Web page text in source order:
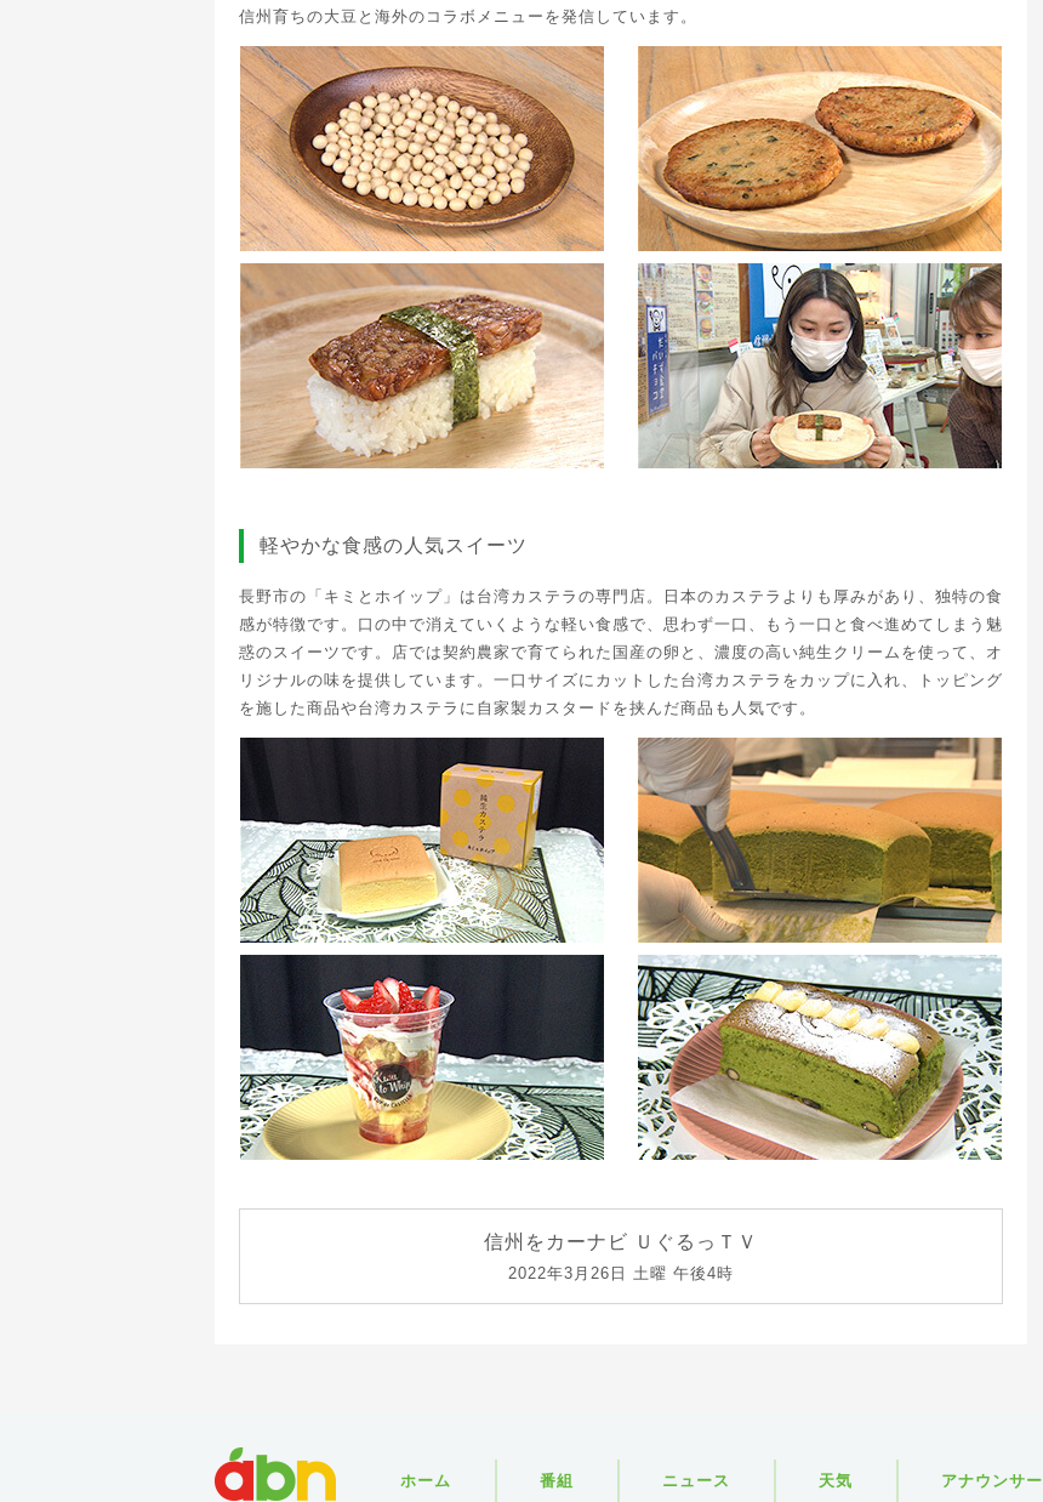
信州育ちの大豆と海外のコラボメニューを発信しています。
軽やかな食感の人気スイーツ
長野市の「キミとホイップ」は台湾カステラの専門店。日本のカステラよりも厚みがあり、独特の食
感が特徴です。口の中で消えていくような軽い食感で、思わず一口、もう一口と食べ進めてしまう魅
惑のスイーツです。店では契約農家で育てられた国産の卵と、濃度の高い純生クリームを使って、オ
リジナルの味を提供しています。一口サイズにカットした台湾カステラをカップに入れ、トッピング
を施した商品や台湾カステラに自家製カスタードを挟んだ商品も人気です。
信州をカーナビ ＵぐるっＴＶ
2022年3月26日 土曜 午後4時
ホーム
番組 ニュース 天気 アナウンサー